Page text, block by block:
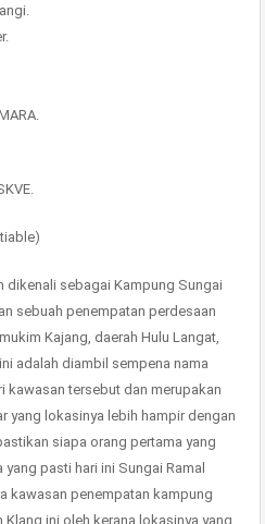
dikenali sebagai Kampung Sungai
sebuah penempatan perdesaan
Kajang, daerah Hulu Langat,
adalah diambil sempena nama
kawasan tersebut dan merupakan
yang lokasinya lebih hampir dengan
siapa orang pertama yang
pasti hari ini Sungai Ramal
kawasan penempatan kampung
Klang ini oleh kerana lokasinya yang